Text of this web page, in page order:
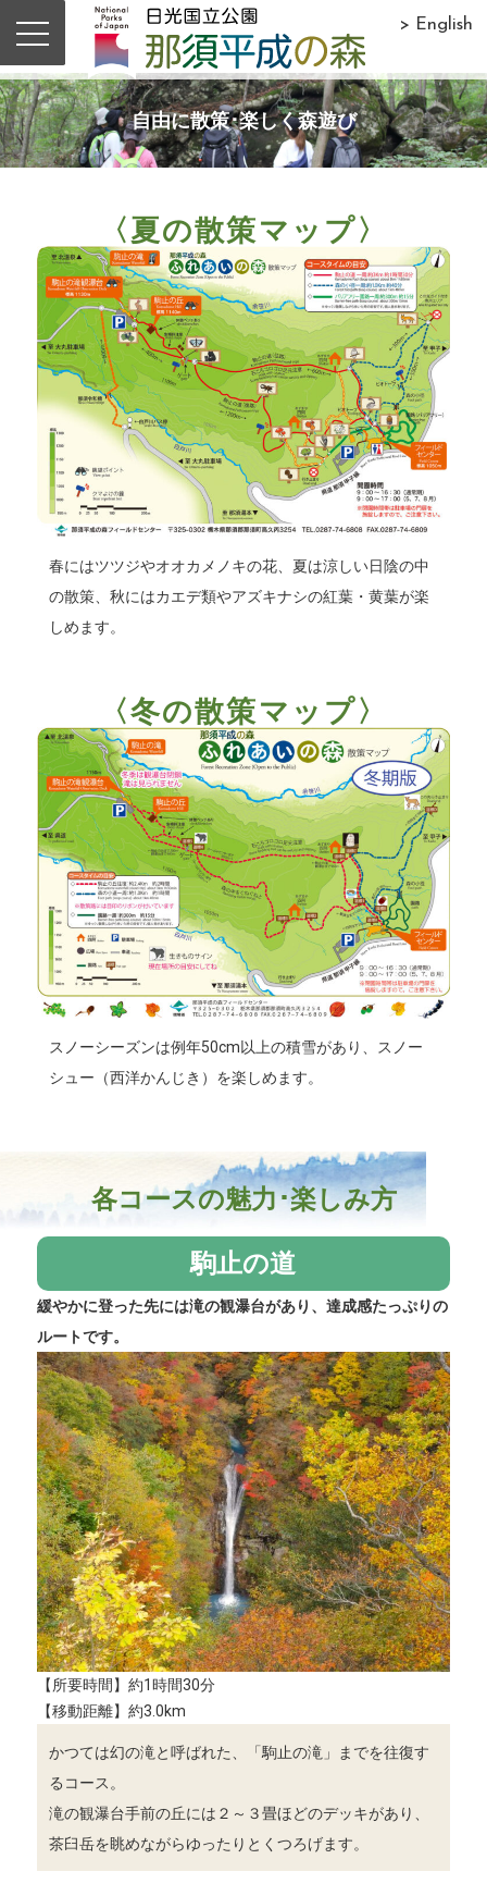
> English
自由に散策･楽しく森遊び
〈夏の散策マップ〉
春にはツツジやオオカメノキの花、夏は涼しい日陰の中
の散策、秋にはカエデ類やアズキナシの紅葉・黄葉が楽
しめます。
〈冬の散策マップ〉
スノーシーズンは例年50cm以上の積雪があり、スノー
シュー（西洋かんじき）を楽しめます。
各コースの魅力･楽しみ方
駒止の道
緩やかに登った先には滝の観瀑台があり、達成感たっぷりの
ルートです。
【所要時間】約1時間30分
【移動距離】約3.0km
かつては幻の滝と呼ばれた、「駒止の滝」までを往復す
るコース。
滝の観瀑台手前の丘には２～３畳ほどのデッキがあり、
茶臼岳を眺めながらゆったりとくつろげます。